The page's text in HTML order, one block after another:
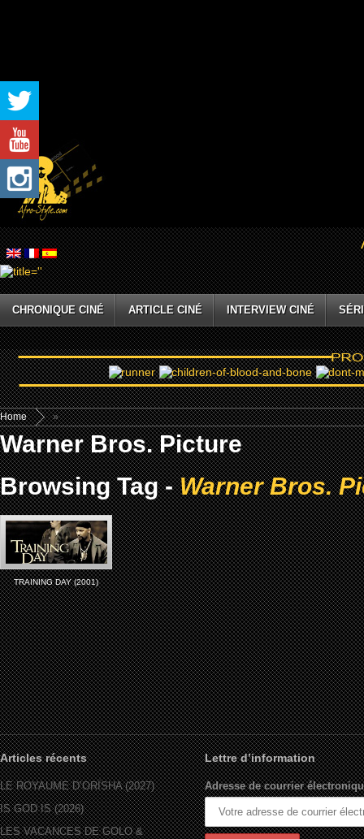
CHRONIQUE CINÉ ARTICLE CINÉ INTERVIEW CINÉ
Home »
Warner Bros. Picture
Browsing Tag -Warner Bros.
TRAINING DAY (2001)
Articles récents
LE ROYAUME D’ORÏSHA (2027)
IS GOD IS (2026)
LES VACANCES DE GOLO &
Lettre d’information
Adresse de courrier